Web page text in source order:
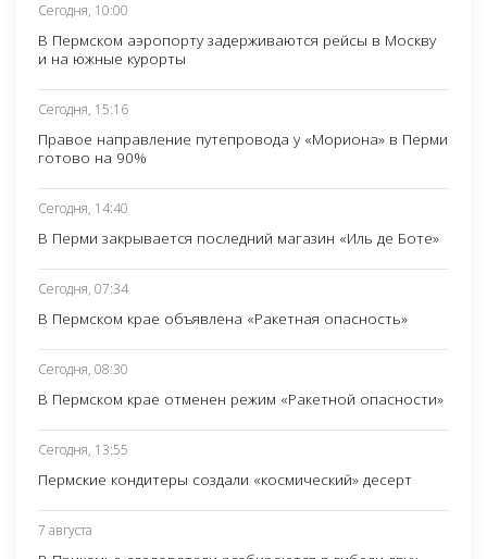
Сегодня, 10:00
В Пермском аэропорту задерживаются рейсы в Москву
и на южные курорты
Сегодня, 15:16
Правое направление путепровода у «Мориона» в Перми
готово на 90%
Сегодня, 14:40
В Перми закрывается последний магазин «Иль де Боте»
Сегодня, 07:34
В Пермском крае объявлена «Ракетная опасность»
Сегодня, 08:30
В Пермском крае отменен режим «Ракетной опасности»
Сегодня, 13:55
Пермские кондитеры создали «космический» десерт
7 августа